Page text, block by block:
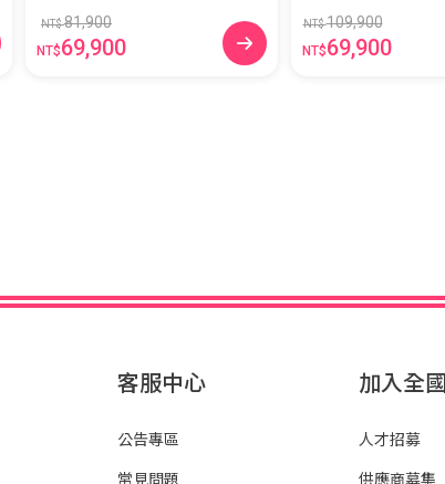
85FAXXZW
NT$81,900
NT$69,900
90FAXXZW
NT$109,900
NT$69,900
客服中心
公告專區
常見問題
加入全國
人才招募
供應商募集